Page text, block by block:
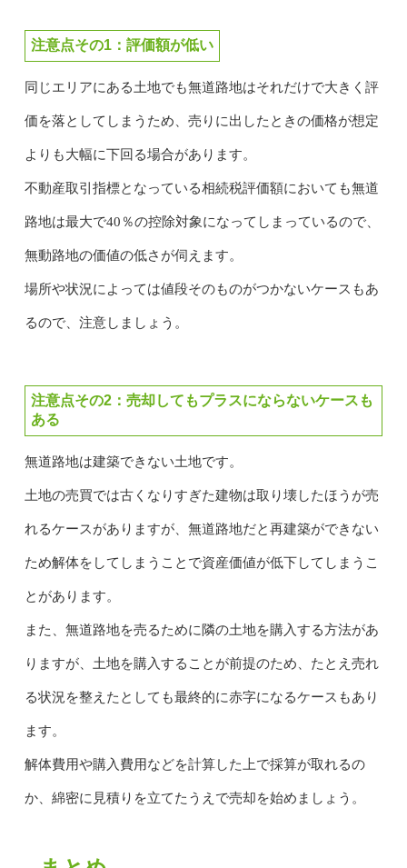
注意点その1：評価額が低い
同じエリアにある土地でも無道路地はそれだけで大きく評
価を落としてしまうため、売りに出したときの価格が想定
よりも大幅に下回る場合があります。
不動産取引指標となっている相続税評価額においても無道
路地は最大で40％の控除対象になってしまっているので、
無動路地の価値の低さが伺えます。
場所や状況によっては値段そのものがつかないケースもあ
るので、注意しましょう。
注意点その2：売却してもプラスにならないケースも
ある
無道路地は建築できない土地です。
土地の売買では古くなりすぎた建物は取り壊したほうが売
れるケースがありますが、無道路地だと再建築ができない
ため解体をしてしまうことで資産価値が低下してしまうこ
とがあります。
また、無道路地を売るために隣の土地を購入する方法があ
りますが、土地を購入することが前提のため、たとえ売れ
る状況を整えたとしても最終的に赤字になるケースもあり
ます。
解体費用や購入費用などを計算した上で採算が取れるの
か、綿密に見積りを立てたうえで売却を始めましょう。